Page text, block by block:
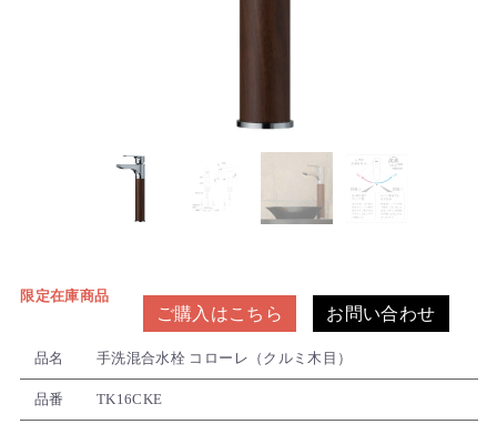
限定在庫商品
ご購入はこちら お問い合わせ
品名 手洗混合水栓 コローレ（クルミ木目）
品番 TK16CKE